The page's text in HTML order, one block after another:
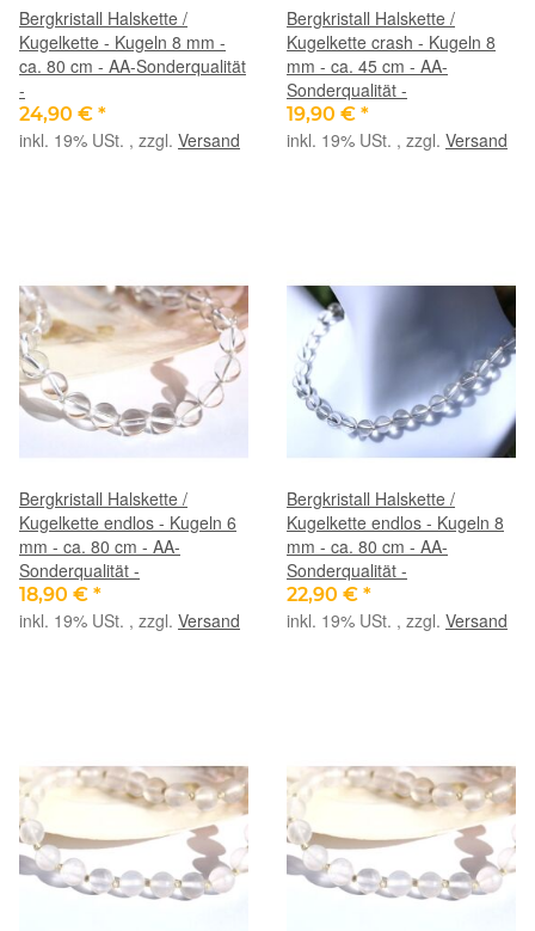
Bergkristall Halskette /
Kugelkette - Kugeln 8 mm -
ca. 80 cm - AA-Sonderqualität
-
24,90 € *
inkl. 19% USt. , zzgl. Versand
Bergkristall Halskette /
Kugelkette crash - Kugeln 8
mm - ca. 45 cm - AA-
Sonderqualität -
19,90 € *
inkl. 19% USt. , zzgl. Versand
Bergkristall Halskette /
Kugelkette endlos - Kugeln 6
mm - ca. 80 cm - AA-
Sonderqualität -
18,90 € *
inkl. 19% USt. , zzgl. Versand
Bergkristall Halskette /
Kugelkette endlos - Kugeln 8
mm - ca. 80 cm - AA-
Sonderqualität -
22,90 € *
inkl. 19% USt. , zzgl. Versand